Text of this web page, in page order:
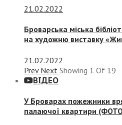
21.02.2022
Броварська міська
на художню виставку
21.02.2022
Prev Next Showing 1 Of 19
ВІДЕО
У Броварах пожежники
палаючої квартири